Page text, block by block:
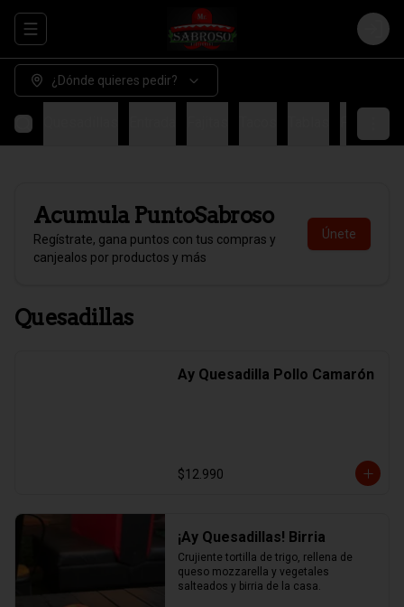
Abrir menu de navegación Login
¿Dónde quieres pedir?
Acumula PuntoSabroso
Regístrate, gana puntos con tus compras y
canjealos por productos y más
Únete
Quesadillas
Ay Quesadilla Pollo Camarón
$12.990
¡Ay Quesadillas! Birria
Crujiente tortilla de trigo, rellena de
queso mozzarella y vegetales
salteados y birria de la casa.